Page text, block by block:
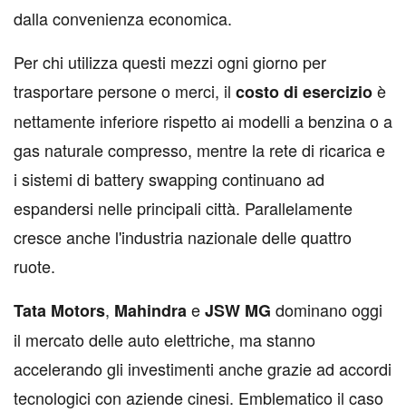
dalla convenienza economica.
Per chi utilizza questi mezzi ogni giorno per
trasportare persone o merci, il costodi esercizioè
nettamente inferiore rispetto ai modelli a benzina o a
gas naturale compresso, mentre la rete di ricarica e
i sistemi di battery swapping continuano ad
espandersi nelle principali città. Parallelamente
cresce anche l'industria nazionale delle quattro
ruote.
Tata Motors, MahindraeJSW MG dominano oggi
il mercato delle auto elettriche, ma stanno
accelerando gli investimenti anche grazie ad accordi
tecnologici con aziende cinesi. Emblematico il caso